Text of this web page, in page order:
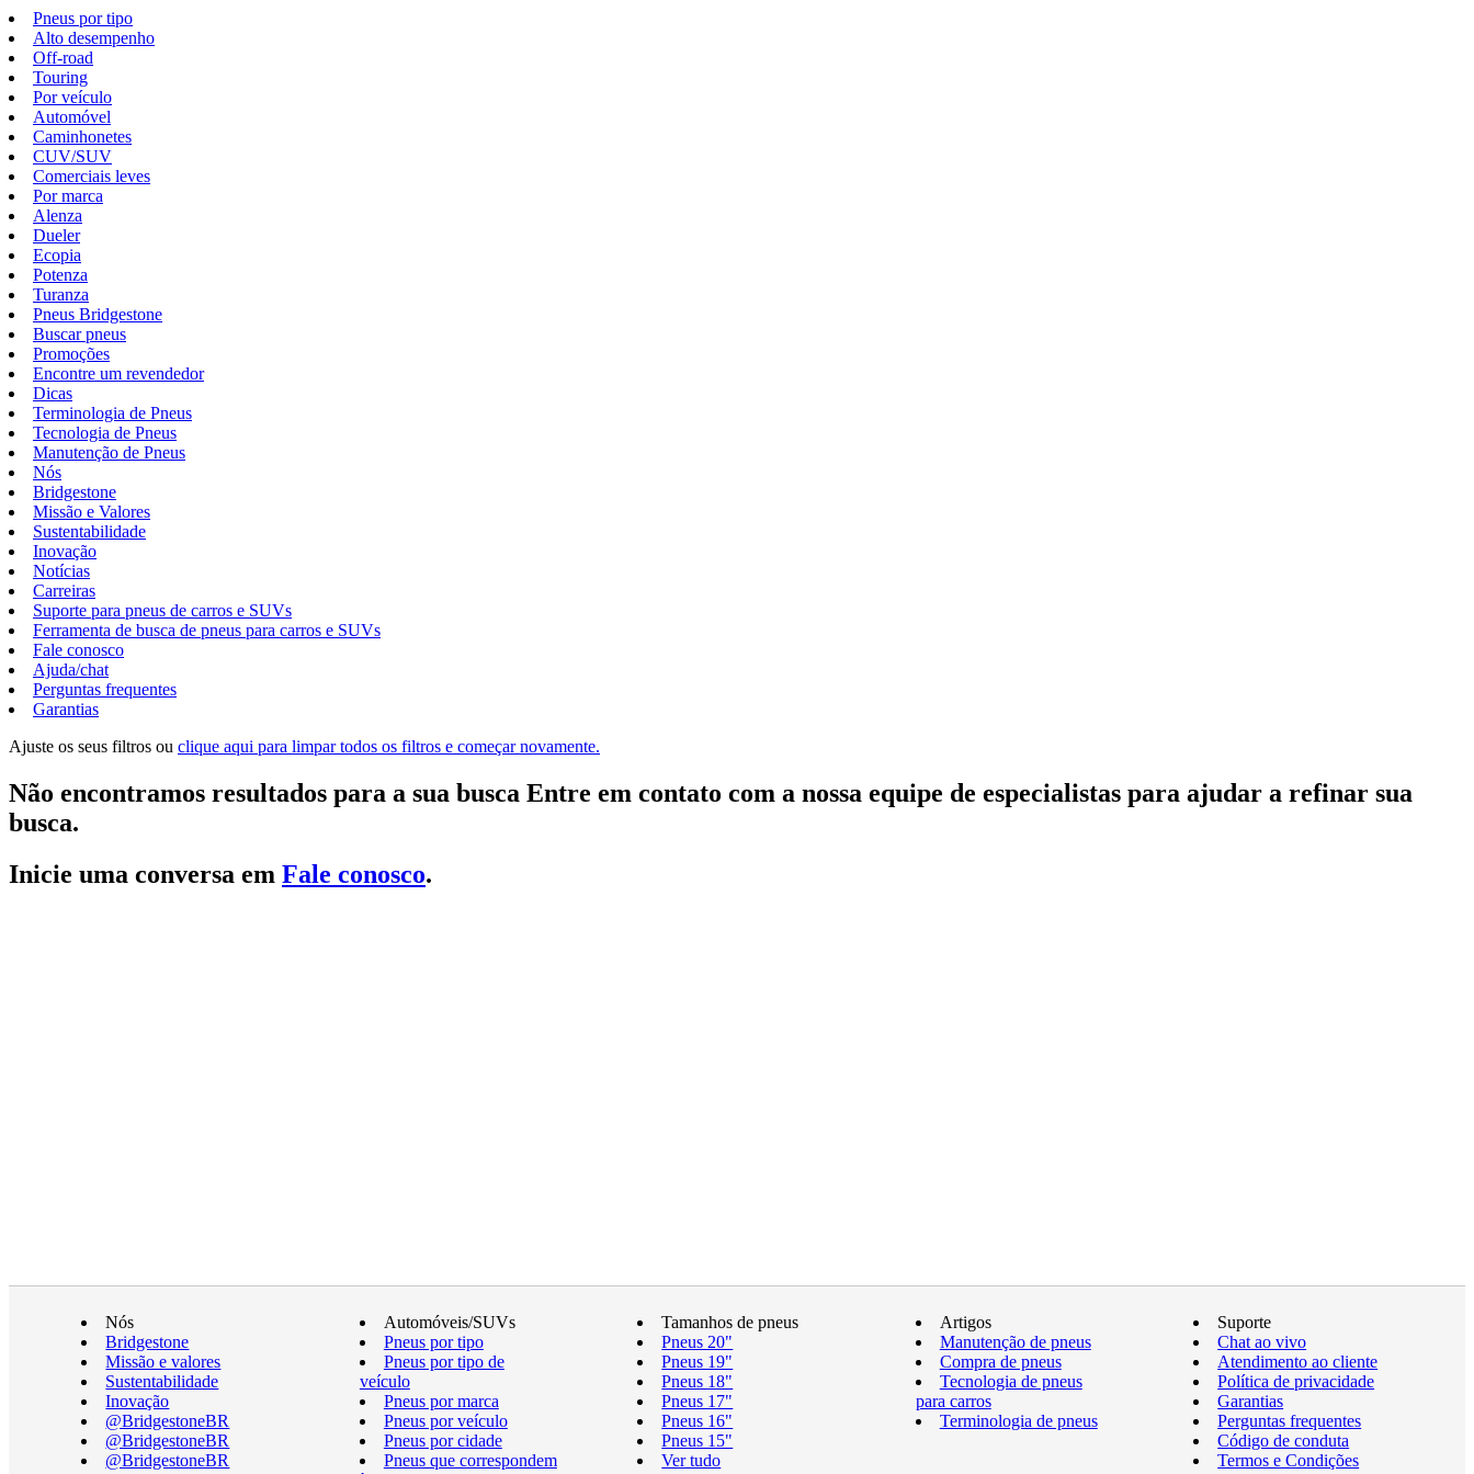
Pneus por tipo
Alto desempenho
Off-road
Touring
Por veículo
Automóvel
Caminhonetes
CUV/SUV
Comerciais leves
Por marca
Alenza
Dueler
Ecopia
Potenza
Turanza
Pneus Bridgestone
Buscar pneus
Promoções
Encontre um revendedor
Dicas
Terminologia de Pneus
Tecnologia de Pneus
Manutenção de Pneus
Nós
Bridgestone
Missão e Valores
Sustentabilidade
Inovação
Notícias
Carreiras
Suporte para pneus de carros e SUVs
Ferramenta de busca de pneus para carros e SUVs
Fale conosco
Ajuda/chat
Perguntas frequentes
Garantias
Ajuste os seus filtros ou clique aqui para limpar todos os filtros e começar novamente.
Não encontramos resultados para a sua busca Entre em contato com a nossa equipe de especialistas para ajudar a refinar sua
busca.
Inicie uma conversa em Fale conosco.
Nós
Bridgestone
Missão e valores
Sustentabilidade
Inovação
@BridgestoneBR
@BridgestoneBR
@BridgestoneBR
Automóveis/SUVs
Pneus por tipo
Pneus por tipo de
veículo
Pneus por marca
Pneus por veículo
Pneus por cidade
Pneus que correspondem
Tamanhos de pneus
Pneus 20"
Pneus 19"
Pneus 18"
Pneus 17"
Pneus 16"
Pneus 15"
Ver tudo
Artigos
Manutenção de pneus
Compra de pneus
Tecnologia de pneus
para carros
Terminologia de pneus
Suporte
Chat ao vivo
Atendimento ao cliente
Política de privacidade
Garantias
Perguntas frequentes
Código de conduta
Termos e Condições